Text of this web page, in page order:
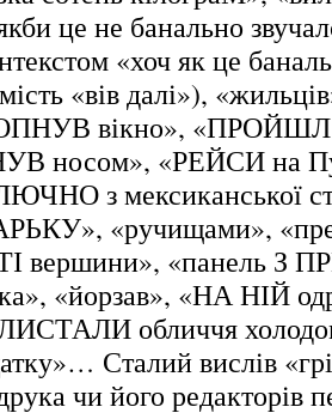
це не банально
«хоч як це
«вів далі»),
вікно», «ПРОЙШЛО
носом», «РЕЙСИ на
з мексиканської
«ручищами»,
вершини», «панель З
«йорзав», «НА НІЙ
обличчя
Сталий вислів
чи його редакторів